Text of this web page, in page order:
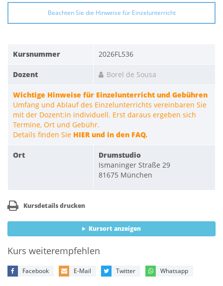
Beachten Sie die Hinweise für Einzelunterricht
Kursnummer 2026FL536
Dozent Borel de Sousa
Wichtige Hinweise für Einzelunterricht und Gebühren
Umfang und Ablauf des Einzelunterrichts vereinbaren Sie
mit der Dozent:in individuell. Erst daraus ergeben sich
Termine, Ort und Gebühr.
Details finden Sie HIER und in den FAQ.
Ort
Drumstudio
Ismaninger Straße 29
81675 München
Kursdetails drucken
Kursort anzeigen
Kurs weiterempfehlen
Facebook E-Mail Twitter Whatsapp